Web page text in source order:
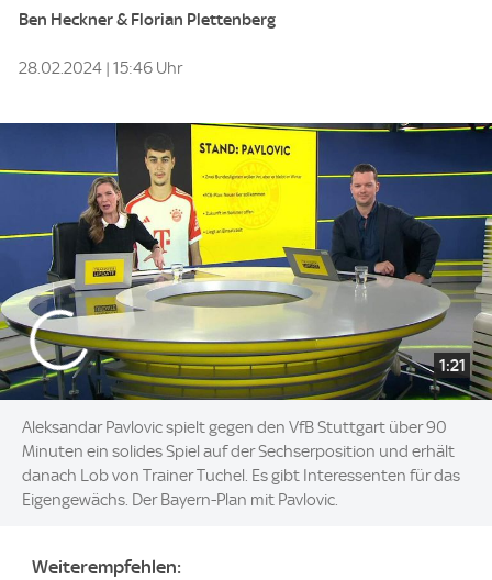
Ben Heckner & Florian Plettenberg
28.02.2024 | 15:46 Uhr
1:21
Aleksandar Pavlovic spielt gegen den VfB Stuttgart über 90
Minuten ein solides Spiel auf der Sechserposition und erhält
danach Lob von Trainer Tuchel. Es gibt Interessenten für das
Eigengewächs. Der Bayern-Plan mit Pavlovic.
Weiterempfehlen: